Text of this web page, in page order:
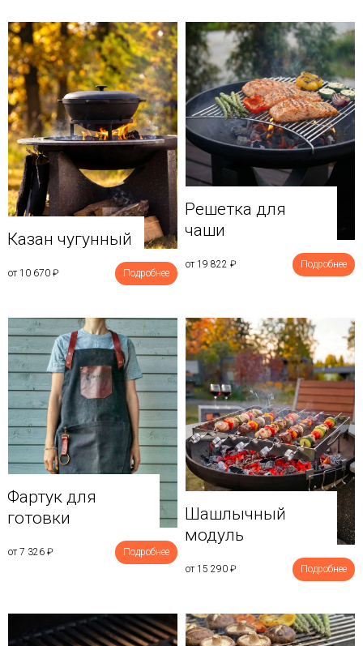
Казан чугунный
от 10 670 ₽ Подробнее
Решетка для
чаши
от 19 822 ₽ Подробнее
Фартук для
готовки
от 7 326 ₽ Подробнее
Шашлычный
модуль
от 15 290 ₽ Подробнее